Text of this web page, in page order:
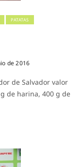
PATATAS
de 2016
de Salvador valor
de harina, 400 g de